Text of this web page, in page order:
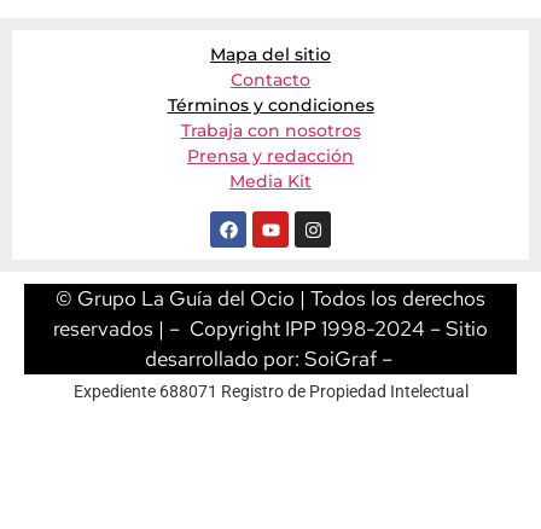
Mapa del sitio
Contacto
Términos y condiciones
Trabaja con nosotros
Prensa y redacción
Media Kit
© Grupo La Guía del Ocio | Todos los derechos
reservados | – Copyright IPP 1998-2024 – Sitio
desarrollado por: SoiGraf–
Expediente 688071 Registro de Propiedad Intelectual